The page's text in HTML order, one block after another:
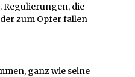
Regulierungen, die
zum Opfer fallen
ganz wie seine